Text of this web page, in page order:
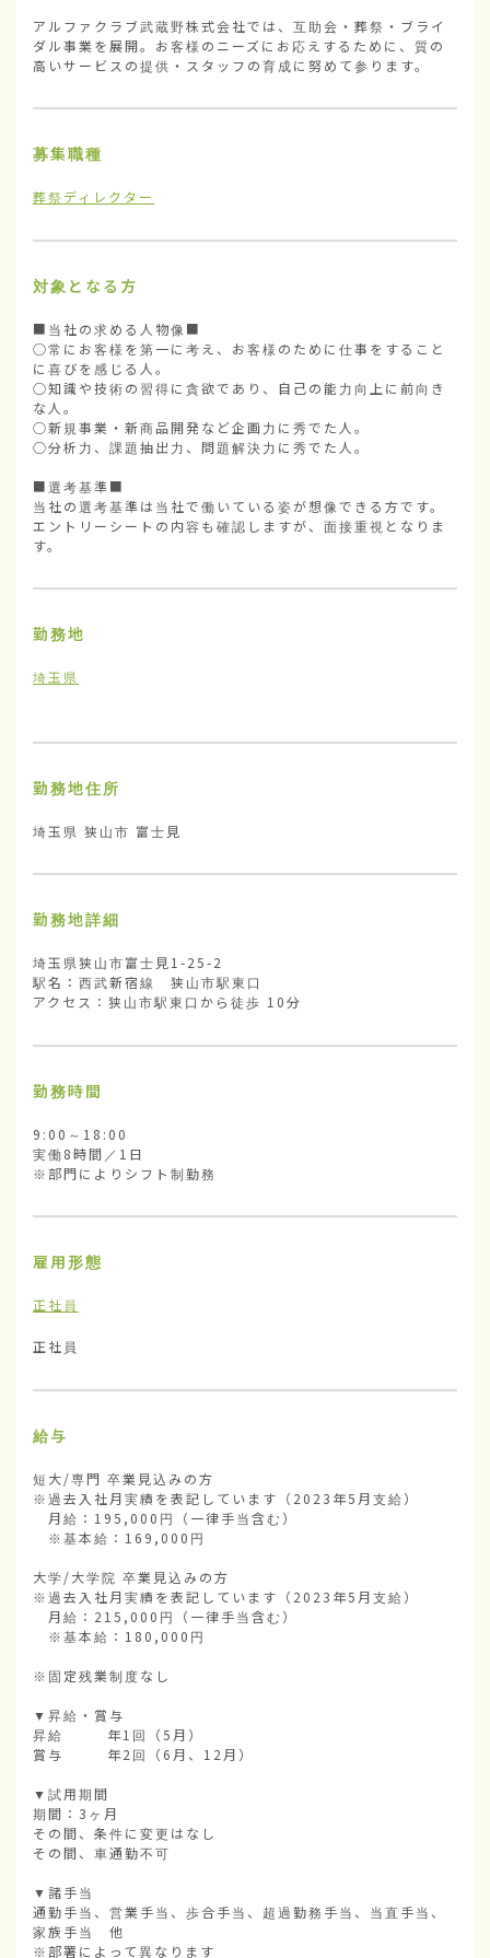
アルファクラブ武蔵野株式会社では、互助会・葬祭・ブライ
ダル事業を展開。お客様のニーズにお応えするために、質の
高いサービスの提供・スタッフの育成に努めて参ります。
募集職種
葬祭ディレクター
対象となる方
■当社の求める人物像■
○常にお客様を第一に考え、お客様のために仕事をすること
に喜びを感じる人。
○知識や技術の習得に貪欲であり、自己の能力向上に前向き
な人。
○新規事業・新商品開発など企画力に秀でた人。
○分析力、課題抽出力、問題解決力に秀でた人。
■選考基準■
当社の選考基準は当社で働いている姿が想像できる方です。
エントリーシートの内容も確認しますが、面接重視となりま
す。
勤務地
埼玉県
勤務地住所
埼玉県 狭山市 富士見
勤務地詳細
埼玉県狭山市富士見1-25-2
駅名：西武新宿線　狭山市駅東口
アクセス：狭山市駅東口から徒歩 10分
勤務時間
9:00～18:00
実働8時間／1日
※部門によりシフト制勤務
雇用形態
正社員
正社員
給与
短大/専門 卒業見込みの方
※過去入社月実績を表記しています（2023年5月支給）
月給：195,000円（一律手当含む）
※基本給：169,000円
大学/大学院 卒業見込みの方
※過去入社月実績を表記しています（2023年5月支給）
月給：215,000円（一律手当含む）
※基本給：180,000円
※固定残業制度なし
▼昇給・賞与
昇給        年1回（5月）
賞与        年2回（6月、12月）
▼試用期間
期間：3ヶ月
その間、条件に変更はなし
その間、車通勤不可
▼諸手当
通勤手当、営業手当、歩合手当、超過勤務手当、当直手当、
家族手当　他
※部署によって異なります